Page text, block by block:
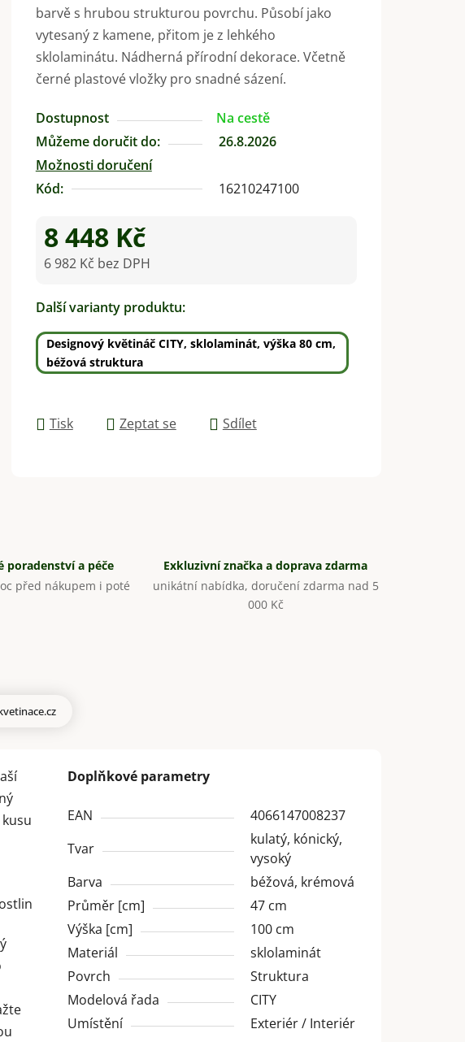
je
0,0
z
5
barvě s hrubou strukturou povrchu. Působí jako
vytesaný z kamene, přitom je z lehkého
sklolaminátu. Nádherná přírodní dekorace. Včetně
černé plastové vložky pro snadné sázení.
Dostupnost
Na cestě
Můžeme doručit do:
26.8.2026
Možnosti doručení
Kód:
16210247100
8 448 Kč
6 982 Kč bez DPH
Další varianty produktu:
Designový květináč CITY, sklolaminát, výška 80 cm,
béžová struktura
Tisk Zeptat se Sdílet
poradenství a péče
před nákupem i poté
Exkluzivní značka a doprava zdarma
unikátní nabídka, doručení zdarma nad 5
000 Kč
Doplňkové parametry
EAN
4066147008237
Tvar
kulatý, kónický,
vysoký
Barva
béžová, krémová
Průměr [cm]
47 cm
Výška [cm]
100 cm
Materiál
sklolaminát
Povrch
Struktura
Modelová řada
CITY
Umístění
Exteriér / Interiér